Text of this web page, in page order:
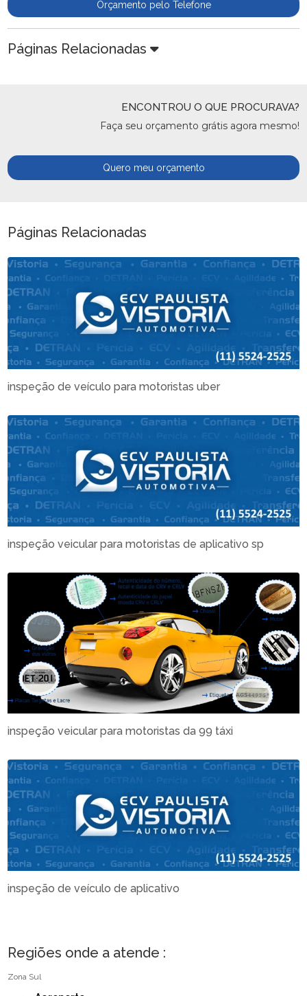
Orçamento pelo Telefone
Páginas Relacionadas
ENCONTROU O QUE PROCURAVA?
Faça seu orçamento grátis agora mesmo!
Quero meu orçamento
Páginas Relacionadas
inspeção de veículo para motoristas uber
inspeção veicular para motoristas de aplicativo sp
inspeção veicular para motoristas da 99 táxi
inspeção de veículo de aplicativo
Regiões onde a atende :
Zona Sul